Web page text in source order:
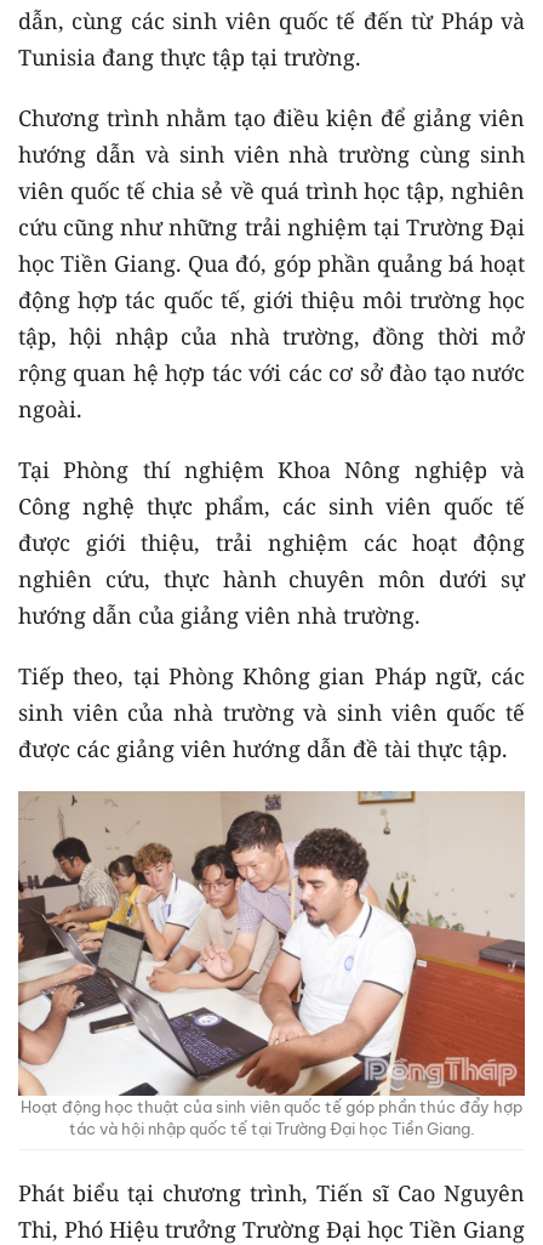
dẫn, cùng các sinh viên quốc tế đến từ Pháp và
Tunisia đang thực tập tại trường.
Chương trình nhằm tạo điều kiện để giảng viên
hướng dẫn và sinh viên nhà trường cùng sinh
viên quốc tế chia sẻ về quá trình học tập, nghiên
cứu cũng như những trải nghiệm tại Trường Đại
học Tiền Giang. Qua đó, góp phần quảng bá hoạt
động hợp tác quốc tế, giới thiệu môi trường học
tập, hội nhập của nhà trường, đồng thời mở
rộng quan hệ hợp tác với các cơ sở đào tạo nước
ngoài.
Tại Phòng thí nghiệm Khoa Nông nghiệp và
Công nghệ thực phẩm, các sinh viên quốc tế
được giới thiệu, trải nghiệm các hoạt động
nghiên cứu, thực hành chuyên môn dưới sự
hướng dẫn của giảng viên nhà trường.
Tiếp theo, tại Phòng Không gian Pháp ngữ, các
sinh viên của nhà trường và sinh viên quốc tế
được các giảng viên hướng dẫn đề tài thực tập.
Hoạt động học thuật của sinh viên quốc tế góp phần thúc đẩy hợp
tác và hội nhập quốc tế tại Trường Đại học Tiền Giang.
Phát biểu tại chương trình, Tiến sĩ Cao Nguyên
Thi, Phó Hiệu trưởng Trường Đại học Tiền Giang